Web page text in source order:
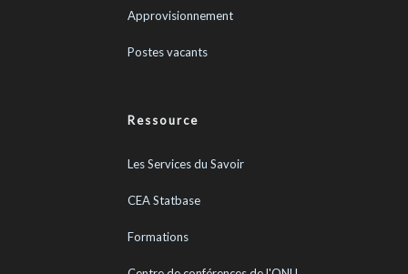
Approvisionnement
Postes vacants
Ressource
Les Services du Savoir
CEA Statbase
Formations